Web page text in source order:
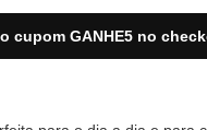
cupom GANHE5 no